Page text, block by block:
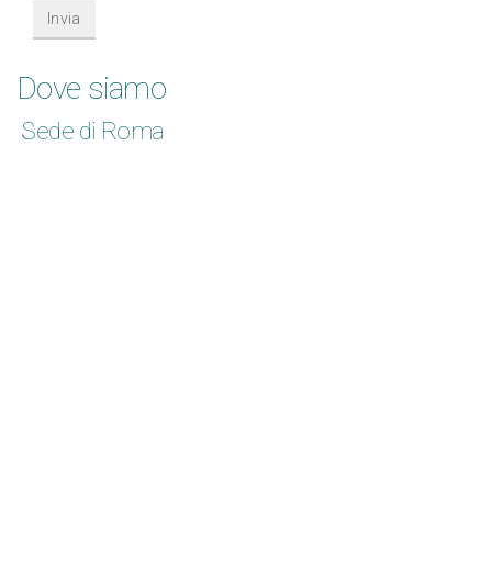
Dove siamo
Sede di Roma